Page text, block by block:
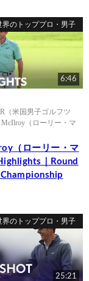
界のトッププロ・男子
6:46
（米国男子ゴルフツ
（ローリー・マ
（ローリー・マ
｜Round
界のトッププロ・男子
25:21